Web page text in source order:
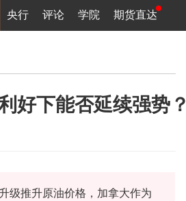
央行 评论 学院 期货直达
好下能否延续强势？
级推升原油价格，加拿大作为